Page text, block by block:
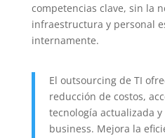
competencias clave, sin la
infraestructura y personal
internamente.
El outsourcing de TI
reducción de costos,
tecnología actualizada
business. Mejora la